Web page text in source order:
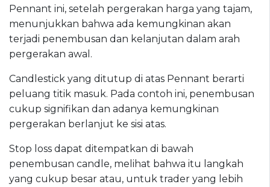
Pennant ini, setelah pergerakan harga yang tajam,
menunjukkan bahwa ada kemungkinan akan
terjadi penembusan dan kelanjutan dalam arah
pergerakan awal.
Candlestick yang ditutup di atas Pennant berarti
peluang titik masuk. Pada contoh ini, penembusan
cukup signifikan dan adanya kemungkinan
pergerakan berlanjut ke sisi atas.
Stop loss dapat ditempatkan di bawah
penembusan candle, melihat bahwa itu langkah
yang cukup besar atau, untuk trader yang lebih